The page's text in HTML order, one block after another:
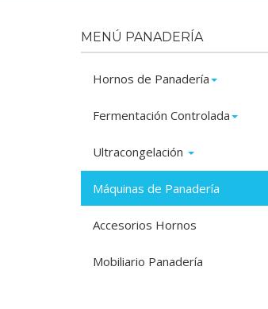
MENÚ PANADERÍA
Hornos de Panadería
Fermentación Controlada
Ultracongelación
Máquinas de Panadería
Accesorios Hornos
Mobiliario Panadería